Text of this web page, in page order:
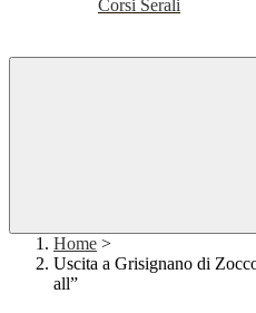
Corsi Serali
Home >
Uscita a Grisignano di
all”